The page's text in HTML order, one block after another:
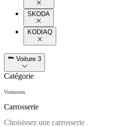
SKODA
KODIAQ
Voiture 3
Catégorie
Voituresx
Carrosserie
Choisissez une carrosserie